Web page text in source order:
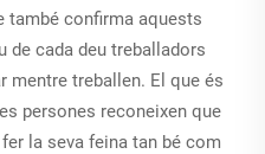
també confirma aquests
de cada deu treballadors
mentre treballen. El que és
persones reconeixen que
la seva feina tan bé com